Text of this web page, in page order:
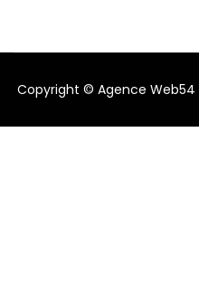
Copyright © Agence Web54